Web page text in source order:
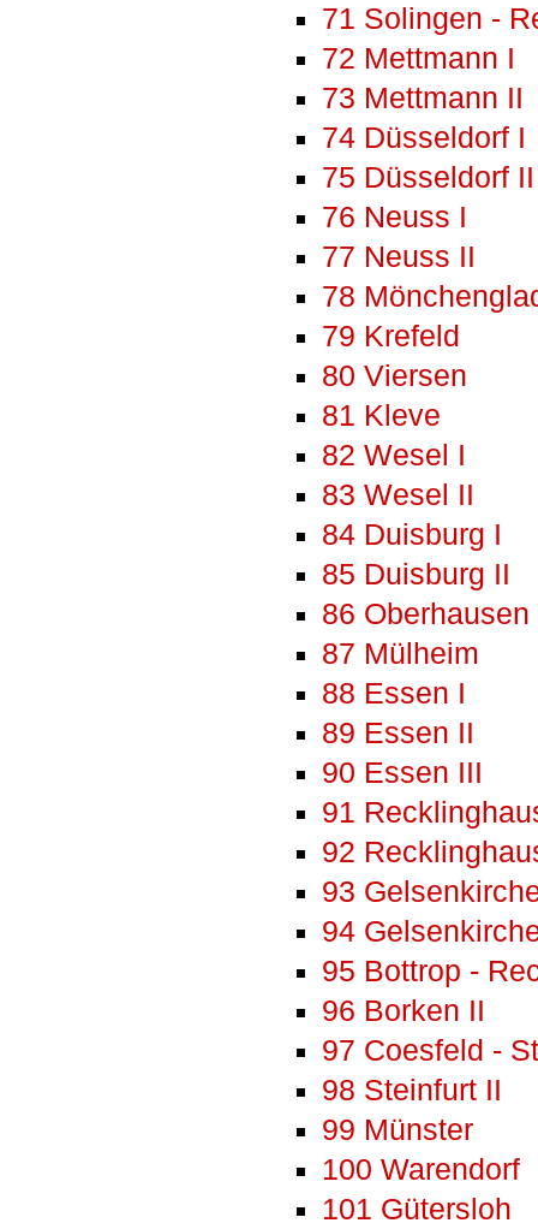
71 Solingen -
72 Mettmann I
73 Mettmann II
74 Düsseldorf I
75 Düsseldorf II
76 Neuss I
77 Neuss II
78
79 Krefeld
80 Viersen
81 Kleve
82 Wesel I
83 Wesel II
84 Duisburg I
85 Duisburg II
86 Oberhausen
87 Mülheim
88 Essen I
89 Essen II
90 Essen III
91
92
93
94
95 Bottrop -
96 Borken II
97 Coesfeld -
98 Steinfurt II
99 Münster
100 Warendorf
101 Gütersloh